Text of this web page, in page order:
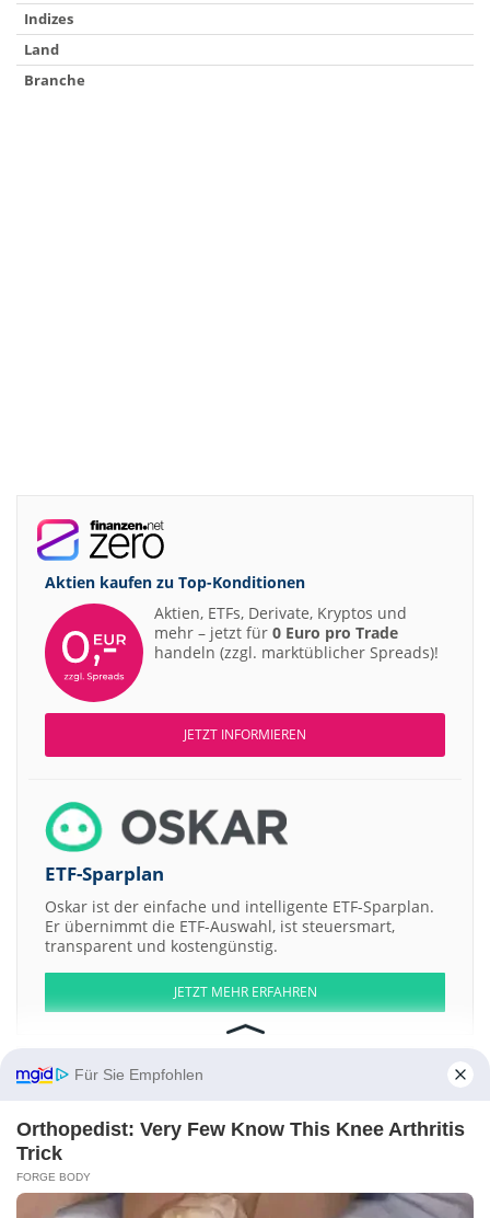
Indizes
Land
Branche
Aktien kaufen zu Top-Konditionen
Aktien, ETFs, Derivate, Kryptos und
mehr – jetzt für 0 Euro pro Trade
handeln (zzgl. marktüblicher Spreads)!
JETZT INFORMIEREN
ETF-Sparplan
Oskar ist der einfache und intelligente ETF-Sparplan.
Er übernimmt die ETF-Auswahl, ist steuersmart,
transparent und kostengünstig.
JETZT MEHR ERFAHREN
Aktien ATX DAX EuroStoxx 50 Dow Jones NASDAQ 100
Nikkei 225
S&P 500
5E Advanced Materials
Live Oak Crestview Climate Acquisition a RAS
Für Sie Empfohlen
Orthopedist: Very Few Know This Knee Arthritis
Trick
FORGE BODY